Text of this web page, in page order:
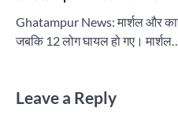
Ghatampur News: मार्शल और
जबकि 12 लोग घायल हो गए।
Leave a Reply